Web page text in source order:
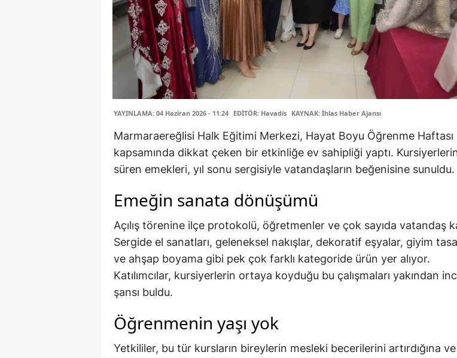
YAYINLAMA: 04 Haziran 2026 - 11:24 EDİTÖR: Havadis KAYNAK: İhlas Haber Ajansı
Marmaraereğlisi Halk Eğitimi Merkezi, Hayat Boyu Öğrenme Haftası
kapsamında dikkat çeken bir etkinliğe ev sahipliği yaptı.
süren emekleri, yıl sonu sergisiyle vatandaşların beğenisine sunuldu.
Emeğin sanata dönüşümü
Açılış törenine ilçe protokolü, öğretmenler ve çok sayıda vatandaş
Sergide el sanatları, geleneksel nakışlar, dekoratif eşyalar, giyim
ve ahşap boyama gibi pek çok farklı kategoride ürün yer alıyor.
Katılımcılar, kursiyerlerin ortaya koyduğu bu çalışmaları yakından
şansı buldu.
Öğrenmenin yaşı yok
Yetkililer, bu tür kursların bireylerin mesleki becerilerini artırdığına ve